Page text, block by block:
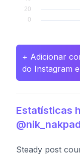
+ Adicionar
do Instagram
Estatísticas
Steady post